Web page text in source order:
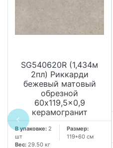
SG540620R (1,434м
2пл) Риккарди
бежевый матовый
обрезной
60x119,5x0,9
керамогранит
В упаковке: 2
шт
Размер:
119*60 см
Вес: 29.50 кг